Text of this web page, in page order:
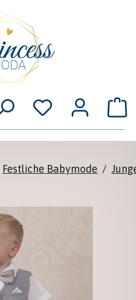
Festliche Babymode /